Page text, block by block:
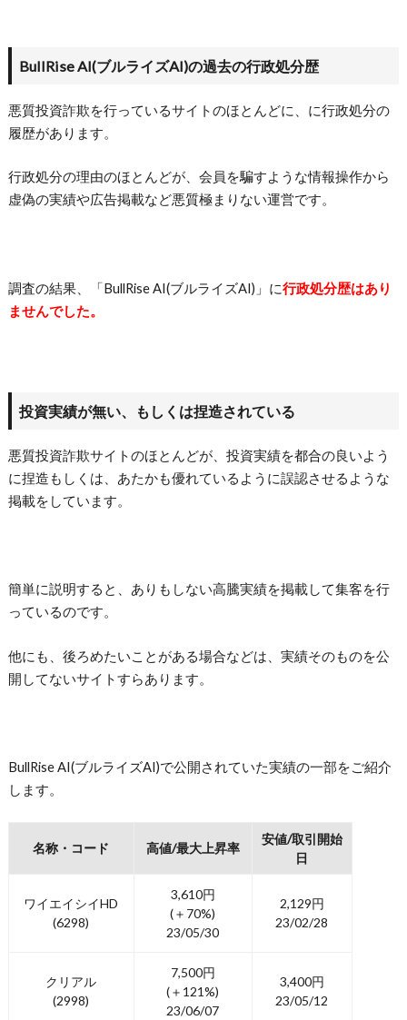
BullRise AI(ブルライズAI)の過去の行政処分歴
悪質投資詐欺を行っているサイトのほとんどに、に行政処分の
履歴があります。
行政処分の理由のほとんどが、会員を騙すような情報操作から
虚偽の実績や広告掲載など悪質極まりない運営です。
調査の結果、「BullRise AI(ブルライズAI) 」に行政処分歴はあり
ませんでした。
投資実績が無い、もしくは捏造されている
悪質投資詐欺サイトのほとんどが、投資実績を都合の良いよう
に捏造もしくは、あたかも優れているように誤認させるような
掲載をしています。
簡単に説明すると、ありもしない高騰実績を掲載して集客を行
っているのです。
他にも、後ろめたいことがある場合などは、実績そのものを公
開してないサイトすらあります。
BullRise AI(ブルライズAI)で公開されていた実績の一部をご紹介
します。
名称・コード 高値/最大上昇率
安値/取引開始
日
ワイエイシイHD
(6298)
3,610円
(＋70%)
23/05/30
2,129円
23/02/28
クリアル
(2998)
7,500円
(＋121%)
23/06/07
3,400円
23/05/12